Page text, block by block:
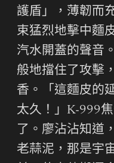
護盾」，薄韌而
束猛烈地擊中麵
汽水開蓋的聲音
般地擋住了攻擊
香。「這麵皮的
太久！」K-999
了。廖沾沾知道
老蒜泥，那是宇